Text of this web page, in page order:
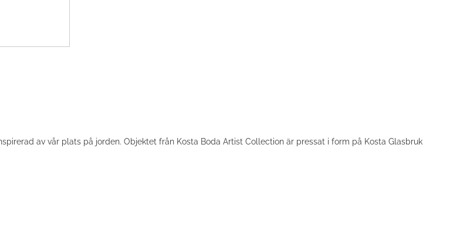
av vår plats på jorden. Objektet från Kosta Boda Artist Collection är pressat i form på Kosta Glasbruk